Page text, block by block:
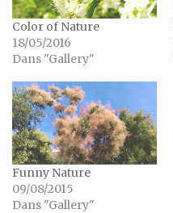
Color of Nature
18/05/2016
Dans "Gallery"
Funny Nature
09/08/2015
Dans "Gallery"